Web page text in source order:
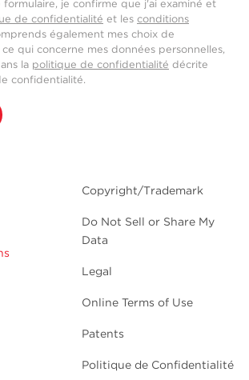
formulaire, je confirme que j'ai examiné et
de confidentialité et les conditions
également mes choix de
qui concerne mes données personnelles,
la politique de confidentialité décrite
confidentialité.
Copyright/Trademark
Do Not Sell or Share My
Data
Legal
Online Terms of Use
Patents
Politique de Confidentialité